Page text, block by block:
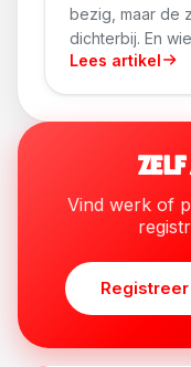
bezig, maar de
dichterbij. En
Lees artikel
Vind werk of